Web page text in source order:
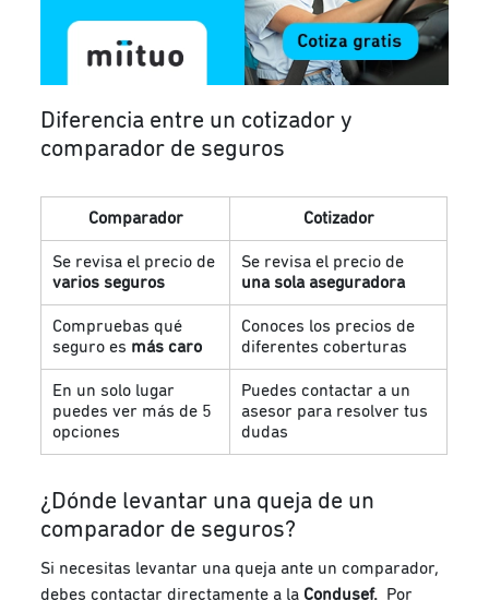
Diferencia entre un cotizador y
comparador de seguros
Comparador Cotizador
Se revisa el precio de
varios seguros
Se revisa el precio de
una sola aseguradora
Compruebas qué
seguro es más caro
Conoces los precios de
diferentes coberturas
En un solo lugar
puedes ver más de 5
opciones
Puedes contactar a un
asesor para resolver tus
dudas
¿Dónde levantar una queja de un
comparador de seguros?
Si necesitas levantar una queja ante un comparador,
debes contactar directamente a la Condusef. Por